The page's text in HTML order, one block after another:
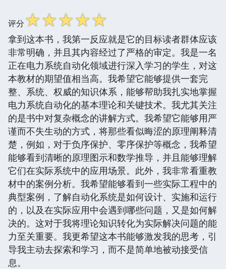
评分☆☆☆☆☆
拿到这本书，我第一反应就是它的目标读者群体应该
非常明确，并且其内容经过了严格的审定。我是一名
正在电力系统自动化领域进行深入学习的学生，对这
本教材的期望值相当高。我希望它能够提供一套完
整、系统、权威的知识体系，能够帮助我扎实地掌握
电力系统自动化的基本理论和关键技术。我尤其关注
的是书中对复杂概念的讲解方式。我希望它能够用严
谨而不失生动的方式，将那些看似晦涩的原理阐释清
楚，例如，对于负序保护、零序保护等概念，我希望
能够看到清晰的原理图示和数学推导，并且能够理解
它们在实际系统中的应用场景。此外，我非常看重教
材中的案例分析。我希望能够看到一些实际工程中的
典型案例，了解自动化系统是如何设计、实施和运行
的，以及在实际应用中会遇到哪些问题，又是如何解
决的。这对于我将理论知识转化为实际解决问题的能
力至关重要。我更希望这本书能够激发我的思考，引
导我主动去探索和学习，而不是简单地被动接受信
息。